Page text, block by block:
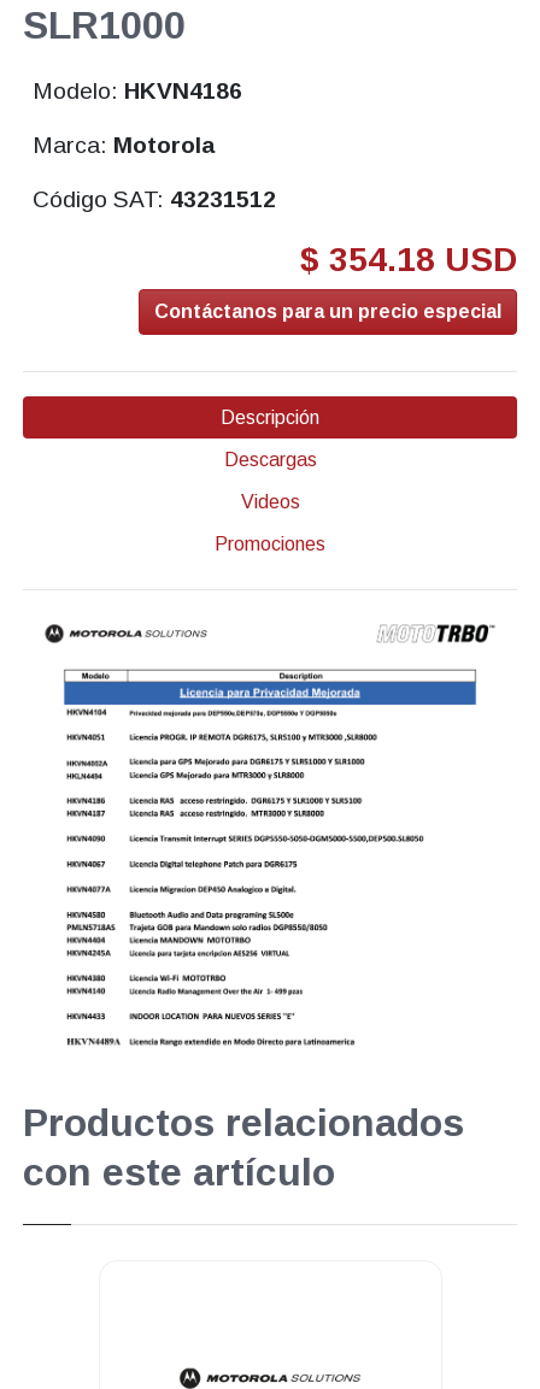
SLR1000
Modelo: HKVN4186
Marca: Motorola
Código SAT: 43231512
$ 354.18 USD
Contáctanos para un precio especial
Descripción
Descargas
Videos
Promociones
Productos relacionados
con este artículo